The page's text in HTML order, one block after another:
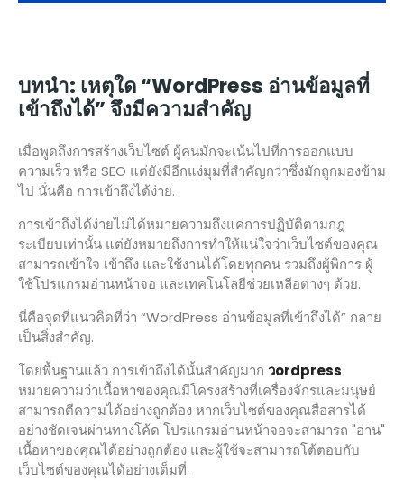
บทนำ: เหตุใด “WordPress อ่านข้อมูลที่
เข้าถึงได้” จึงมีความสำคัญ
เมื่อพูดถึงการสร้างเว็บไซต์ ผู้คนมักจะเน้นไปที่การออกแบบ
ความเร็ว หรือ SEO แต่ยังมีอีกแง่มุมที่สำคัญกว่าซึ่งมักถูกมองข้าม
ไป นั่นคือ การเข้าถึงได้ง่าย.
การเข้าถึงได้ง่ายไม่ได้หมายความถึงแค่การปฏิบัติตามกฎ
ระเบียบเท่านั้น แต่ยังหมายถึงการทำให้แน่ใจว่าเว็บไซต์ของคุณ
สามารถเข้าใจ เข้าถึง และใช้งานได้โดยทุกคน รวมถึงผู้พิการ ผู้
ใช้โปรแกรมอ่านหน้าจอ และเทคโนโลยีช่วยเหลือต่างๆ ด้วย.
นี่คือจุดที่แนวคิดที่ว่า “WordPress อ่านข้อมูลที่เข้าถึงได้” กลาย
เป็นสิ่งสำคัญ.
โดยพื้นฐานแล้ว การเข้าถึงได้นั้นสำคัญมาก วordpress
หมายความว่าเนื้อหาของคุณมีโครงสร้างที่เครื่องจักรและมนุษย์
สามารถตีความได้อย่างถูกต้อง หากเว็บไซต์ของคุณสื่อสารได้
อย่างชัดเจนผ่านทางโค้ด โปรแกรมอ่านหน้าจอจะสามารถ "อ่าน"
เนื้อหาของคุณได้อย่างถูกต้อง และผู้ใช้จะสามารถโต้ตอบกับ
เว็บไซต์ของคุณได้อย่างเต็มที่.